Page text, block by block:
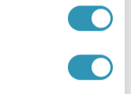
Butlletí